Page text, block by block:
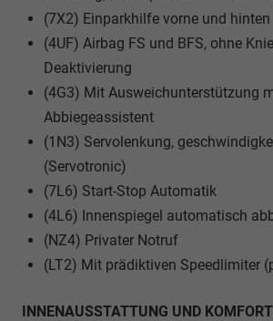
(7X2) Einparkhilfe vorne und hinten
(4UF) Airbag FS und BFS, ohne
Deaktivierung
(4G3) Mit Ausweichunterstützung
Abbiegeassistent
(1N3) Servolenkung,
(Servotronic)
(7L6) Start-Stop Automatik
(4L6) Innenspiegel automatisch
(NZ4) Privater Notruf
(LT2) Mit prädiktiven Speedlimiter
INNENAUSSTATTUNG UND